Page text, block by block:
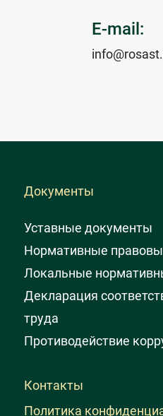
E-mail:
Документы
Уставные документы
Нормативные
Локальные
Декларация
труда
Противодействие
Контакты
Политика